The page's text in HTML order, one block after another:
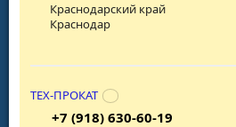
Краснодарский край
Краснодар
ТЕХ-ПРОКАТ
+7 (918) 630-60-19